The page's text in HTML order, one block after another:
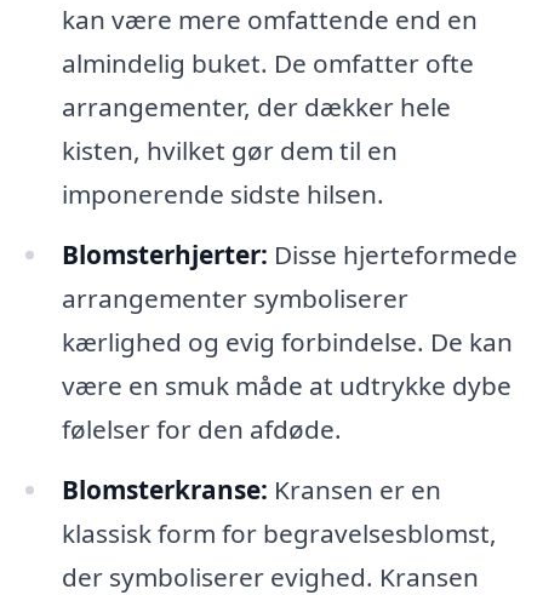
kan være mere omfattende end en
almindelig buket. De omfatter ofte
arrangementer, der dækker hele
kisten, hvilket gør dem til en
imponerende sidste hilsen.
Blomsterhjerter: Disse hjerteformede
arrangementer symboliserer
kærlighed og evig forbindelse. De kan
være en smuk måde at udtrykke dybe
følelser for den afdøde.
Blomsterkranse: Kransen er en
klassisk form for begravelsesblomst,
der symboliserer evighed. Kransen